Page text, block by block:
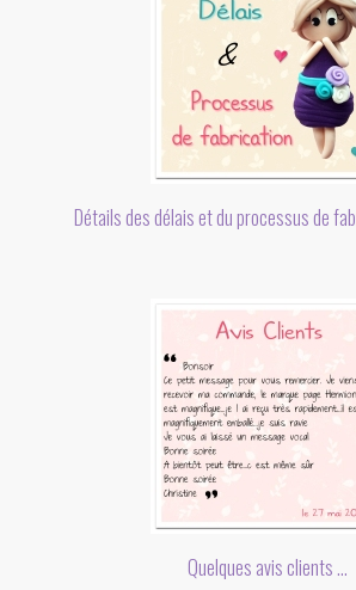
Détails des délais et du processus de
Quelques avis clients ...